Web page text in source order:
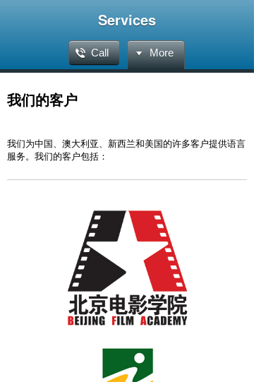
Services
Call More
我们的客户
我们为中国、澳大利亚、新西兰和美国的许多客户提供语言
服务。我们的客户包括：